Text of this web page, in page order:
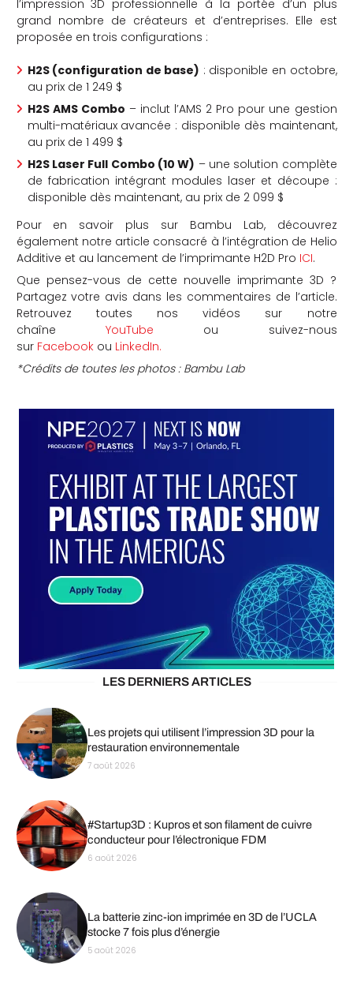
l’impression 3D professionnelle à la portée d’un plus
grand nombre de créateurs et d’entreprises. Elle est
proposée en trois configurations :
H2S (configuration de base) : disponible en octobre,
au prix de 1 249 $
H2S AMS Combo – inclut l’AMS 2 Pro pour une gestion
multi-matériaux avancée : disponible dès maintenant,
au prix de 1 499 $
H2S Laser Full Combo (10 W) – une solution complète
de fabrication intégrant modules laser et découpe :
disponible dès maintenant, au prix de 2 099 $
Pour en savoir plus sur Bambu Lab, découvrez
également notre article consacré à l’intégration de Helio
Additive et au lancement de l’imprimante H2D Pro ICI.
Que pensez-vous de cette nouvelle imprimante 3D ?
Partagez votre avis dans les commentaires de l’article.
Retrouvez toutes nos vidéos sur notre
chaîne YouTube ou suivez-nous
sur Facebookou LinkedIn.
*Crédits de toutes les photos : Bambu Lab
LES DERNIERS ARTICLES
Les projets qui utilisent l’impression 3D pour la
restauration environnementale
7 août 2026
#Startup3D : Kupros et son filament de cuivre
conducteur pour l’électronique FDM
6 août 2026
La batterie zinc-ion imprimée en 3D de l’UCLA
stocke 7 fois plus d’énergie
5 août 2026